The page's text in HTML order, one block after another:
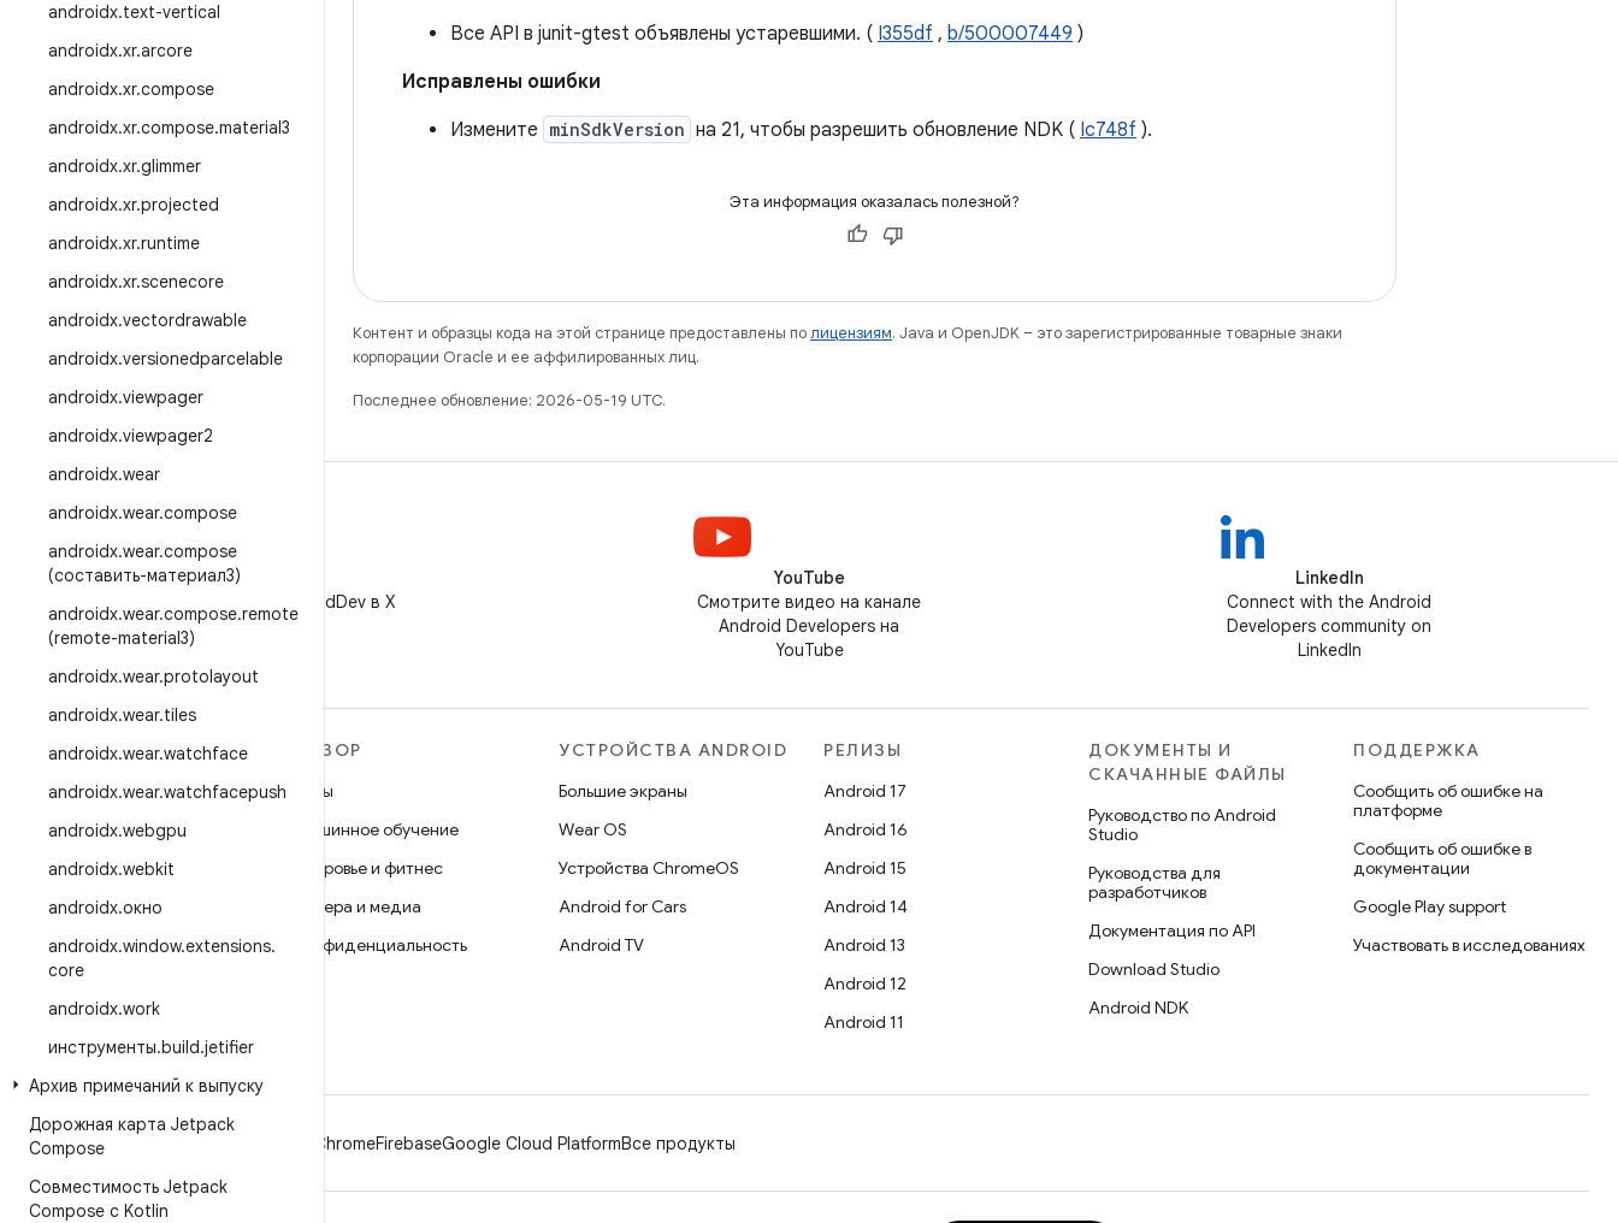
androidx.text-vertical
androidx.xr.arcore
androidx.xr.compose
androidx.xr.compose.material3
androidx.xr.glimmer
androidx.xr.projected
androidx.xr.runtime
androidx.xr.scenecore
androidx.vectordrawable
androidx.versionedparcelable
androidx.viewpager
androidx.viewpager2
androidx.wear
androidx.wear.compose
androidx.wear.compose
(составить-материал3)
androidx.wear.compose.remote
(remote-material3)
androidx.wear.protolayout
androidx.wear.tiles
androidx.wear.watchface
androidx.wear.watchfacepush
androidx.webgpu
androidx.webkit
androidx.окно
androidx.window.extensions.
core
androidx.work
инструменты.build.jetifier
Архив примечаний к выпуску
Дорожная карта Jetpack
Compose
Совместимость Jetpack
Compose с Kotlin
Все API в junit-gtest объявлены устаревшими. ( I355df , b/500007449 )
Исправлены ошибки
Измените minSdkVersion на 21, чтобы разрешить обновление NDK ( Ic748f ).
Эта информация оказалась полезной?
Контент и образцы кода на этой странице предоставлены полицензиям. Java и OpenJDK – это зарегистрированные товарные знаки
корпорации Oracle и ее аффилированных лиц.
Последнее обновление: 2026-05-19 UTC.
Читайте @AndroidDev в X
YouTube
Смотрите видео на канале
Android Developers на
YouTube
LinkedIn
Connect with the Android
Developers community on
LinkedIn
ПОДРОБНЕЕ ОБ ОС
Новости
Блог
Подкасты
ОБЗОР
Игры
Машинное обучение
Здоровье и фитнес
Камера и медиа
Конфиденциальность
УСТРОЙСТВА ANDROID
Большие экраны
Wear OS
Устройства ChromeOS
Android for Cars
Android TV
РЕЛИЗЫ
Android 17
Android 16
Android 15
Android 14
Android 13
Android 12
Android 11
ДОКУМЕНТЫ И
СКАЧАННЫЕ ФАЙЛЫ
Руководство по Android
Studio
Руководства для
разработчиков
Документация по API
Download Studio
Android NDK
ПОДДЕРЖКА
Сообщить об ошибке на
платформе
Сообщить об ошибке в
документации
Google Play support
Участвовать в исследованиях
ChromeFirebaseGoogle Cloud PlatformВсе продукты